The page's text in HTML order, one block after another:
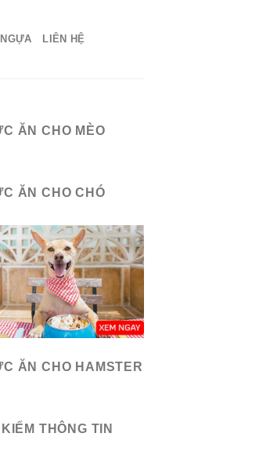
NGỰA LIÊN HỆ
ĂN CHO MÈO
ĂN CHO CHÓ
ĂN CHO HAMSTER
THÔNG TIN